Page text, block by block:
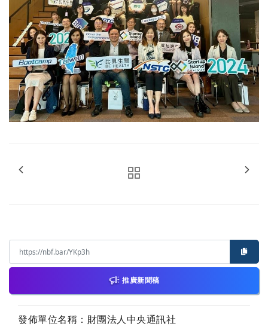
推廣新聞稿
發佈單位名稱：財團法人中央通訊社